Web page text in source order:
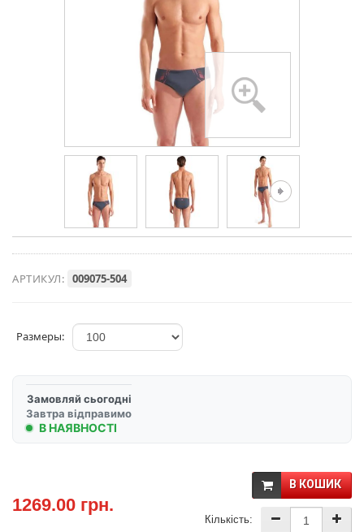
АРТИКУЛ: 009075-504
Размеры:
Замовляй сьогодні
Завтра відправимо
В НАЯВНОСТІ
1269.00 грн.
В КОШИК
Кількість: